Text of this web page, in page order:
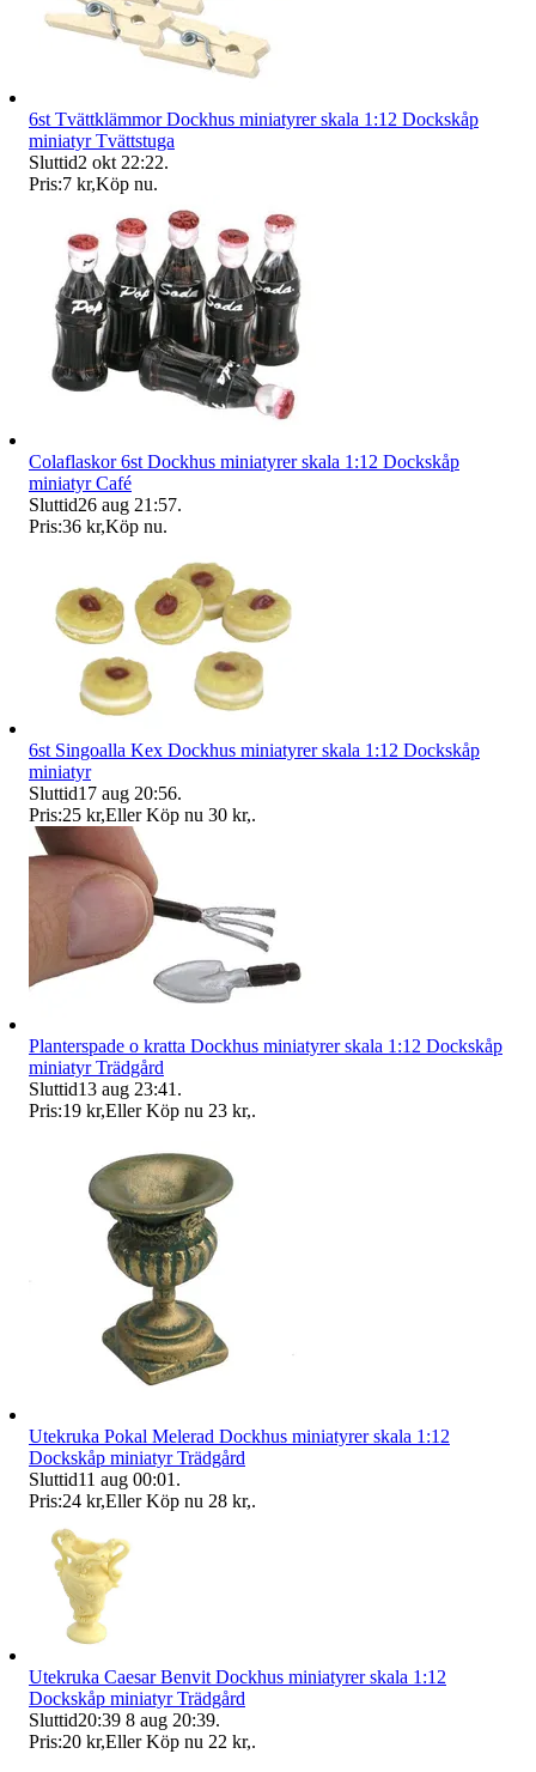
6st Tvättklämmor Dockhus miniatyrer skala 1:12 Dockskåp
miniatyr Tvättstuga
Sluttid2 okt 22:22.
Pris:7 kr,Köp nu.
Colaflaskor 6st Dockhus miniatyrer skala 1:12 Dockskåp
miniatyr Café
Sluttid26 aug 21:57.
Pris:36 kr,Köp nu.
6st Singoalla Kex Dockhus miniatyrer skala 1:12 Dockskåp
miniatyr
Sluttid17 aug 20:56.
Pris:25 kr,Eller Köp nu 30 kr,.
Planterspade o kratta Dockhus miniatyrer skala 1:12 Dockskåp
miniatyr Trädgård
Sluttid13 aug 23:41 .
Pris:19 kr,Eller Köp nu 23 kr,.
Utekruka Pokal Melerad Dockhus miniatyrer skala 1:12
Dockskåp miniatyr Trädgård
Sluttid11 aug 00:01 .
Pris:24 kr,Eller Köp nu 28 kr,.
Utekruka Caesar Benvit Dockhus miniatyrer skala 1:12
Dockskåp miniatyr Trädgård
Sluttid20:39 8 aug 20:39.
Pris:20 kr,Eller Köp nu 22 kr,.